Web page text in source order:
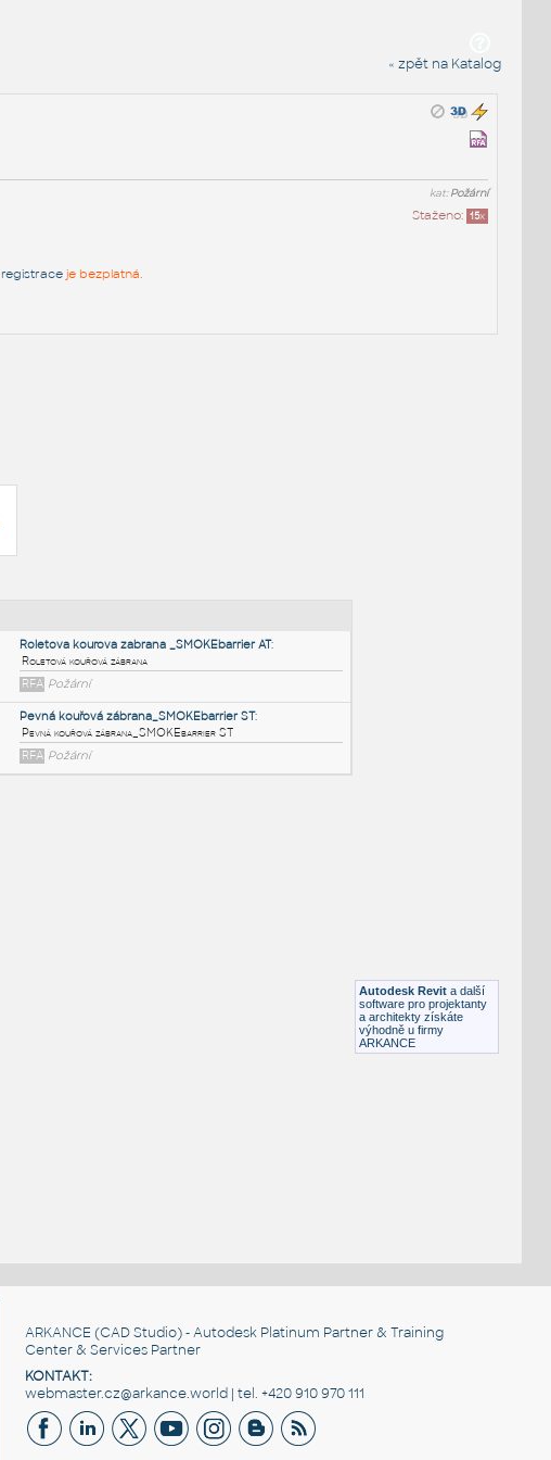
« zpět na Katalog
kat:Požární
Staženo: 15x
registraceje bezplatná.
Autodesk Revit a další
software pro projektanty
a architekty získáte
výhodně u firmy
ARKANCE
ARKANCE (CAD Studio) - Autodesk Platinum Partner & Training
Center & Services Partner
KONTAKT:
webmaster.cz@arkance.world | tel. +420 910 970 111